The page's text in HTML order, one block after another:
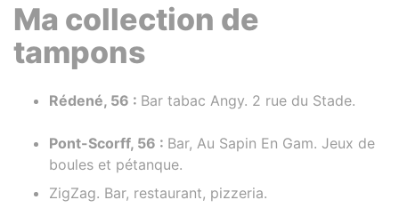
Ma collection de
tampons
Rédené, 56 : Bar tabac Angy. 2 rue du Stade.
Pont-Scorff, 56 : Bar, Au Sapin En Gam. Jeux de
boules et pétanque.
ZigZag. Bar, restaurant, pizzeria.